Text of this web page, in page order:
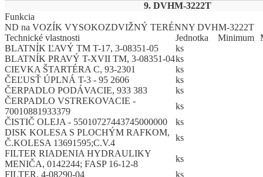
9. DVHM-3222T
Funkcia
ND na VOZÍK VYSOKOZDVIŽNÝ TERÉNNY DVHM-3222T
Technické vlastnosti
Jed­not­ka Mi­ni­mum
BLATNÍK ĽAVÝ TM T-17, 3-08351-05
ks
BLATNÍK PRAVÝ T-XVII TM, 3-08351-04ks
CIEVKA ŠTARTÉRA C, 93-2301
ks
ČEĽUSŤ ÚPLNÁ T-3 - 95 2606
ks
ČERPADLO PODÁVACIE, 933 383
ks
ČERPADLO VSTREKOVACIE -
70010881933379
ks
ČISTIČ OLEJA - 55010727443745000000
ks
DISK KOLESA S PLOCHÝM RAFKOM,
Č.KOLESA 13691595;C.V.4
ks
FILTER RIADENIA HYDRAULIKY
MENIČA, 0142244; FASP 16-12-8
ks
FILTER, 4-08290-04
ks